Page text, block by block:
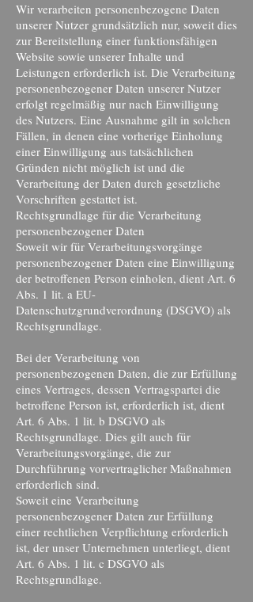
Wir verarbeiten personenbezogene Daten
unserer Nutzer grundsätzlich nur, soweit dies
zur Bereitstellung einer funktionsfähigen
Website sowie unserer Inhalte und
Leistungen erforderlich ist. Die Verarbeitung
personenbezogener Daten unserer Nutzer
erfolgt regelmäßig nur nach Einwilligung
des Nutzers. Eine Ausnahme gilt in solchen
Fällen, in denen eine vorherige Einholung
einer Einwilligung aus tatsächlichen
Gründen nicht möglich ist und die
Verarbeitung der Daten durch gesetzliche
Vorschriften gestattet ist.
Rechtsgrundlage für die Verarbeitung
personenbezogener Daten
Soweit wir für Verarbeitungsvorgänge
personenbezogener Daten eine Einwilligung
der betroffenen Person einholen, dient Art. 6
Abs. 1 lit. a EU-
Datenschutzgrundverordnung (DSGVO) als
Rechtsgrundlage.
Bei der Verarbeitung von
personenbezogenen Daten, die zur Erfüllung
eines Vertrages, dessen Vertragspartei die
betroffene Person ist, erforderlich ist, dient
Art. 6 Abs. 1 lit. b DSGVO als
Rechtsgrundlage. Dies gilt auch für
Verarbeitungsvorgänge, die zur
Durchführung vorvertraglicher Maßnahmen
erforderlich sind.
Soweit eine Verarbeitung
personenbezogener Daten zur Erfüllung
einer rechtlichen Verpflichtung erforderlich
ist, der unser Unternehmen unterliegt, dient
Art. 6 Abs. 1 lit. c DSGVO als
Rechtsgrundlage.